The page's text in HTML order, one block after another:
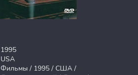
1995
USA
Фильмы / 1995 / США /